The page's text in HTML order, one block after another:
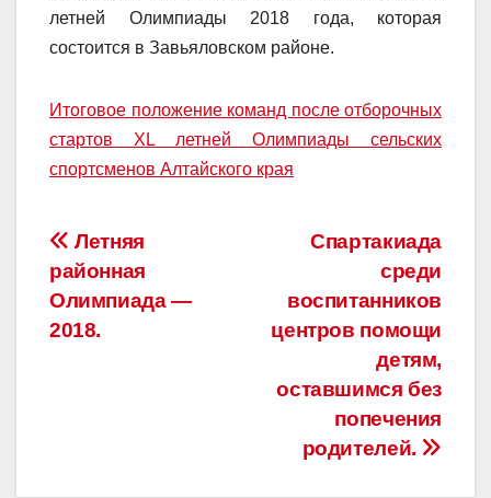
летней Олимпиады 2018 года, которая
состоится в Завьяловском районе.
Итоговое положение команд после отборочных
стартов XL летней Олимпиады сельских
спортсменов Алтайского края
Навигация
по
записям
Спартакиада
среди
воспитанников
центров помощи
детям,
оставшимся без
попечения
родителей.
Летняя
районная
Олимпиада —
2018.